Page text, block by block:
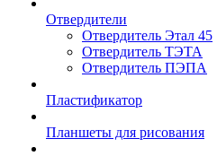
Отвердители
Отвердитель Этал 45
Отвердитель ТЭТА
Отвердитель ПЭПА
Пластификатор
Планшеты для рисования